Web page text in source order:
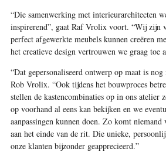
“Die samenwerking met interieurarchitecten
inspirerend”, gaat Raf Vrolix voort. “Wij zijn
perfect afgewerkte meubels kunnen creëren
het creatieve design vertrouwen we graag toe
“Dat gepersonaliseerd ontwerp op maat is
Rob Vrolix. “Ook tijdens het bouwproces
stellen de kastencombinaties op in ons atelier
op voorhand al eens kan bekijken en we
aanpassingen kunnen doen. Zo komt niemand
aan het einde van de rit. Die unieke,
onze klanten bijzonder geapprecieerd.”